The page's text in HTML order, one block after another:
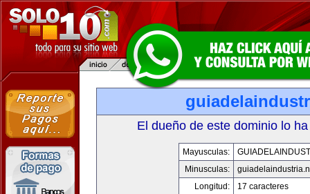
El dueño de este dominio lo
Mayusculas:
Minusculas:
Longitud:
17 caracteres